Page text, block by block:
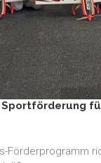
Sportförderung
Förderprogramm